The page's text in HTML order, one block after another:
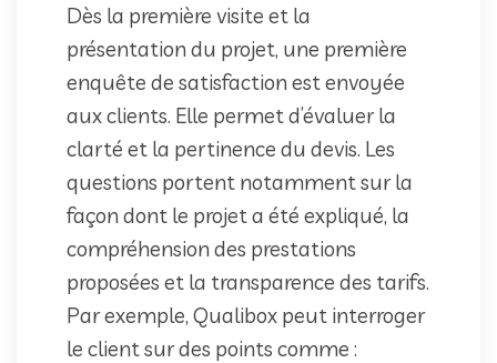
Dès la première visite et la
présentation du projet, une première
enquête de satisfaction est envoyée
aux clients. Elle permet d’évaluer la
clarté et la pertinence du devis. Les
questions portent notamment sur la
façon dont le projet a été expliqué, la
compréhension des prestations
proposées et la transparence des tarifs.
Par exemple, Qualibox peut interroger
le client sur des points comme :